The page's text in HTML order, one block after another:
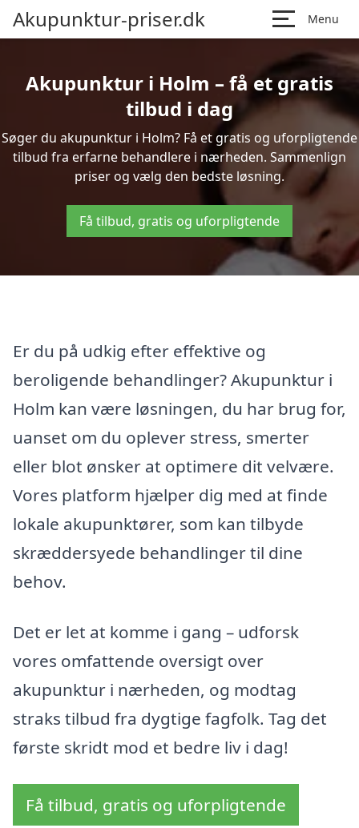
Akupunktur-priser.dk Menu
Akupunktur i Holm – få et gratis
tilbud i dag
Søger du akupunktur i Holm? Få et gratis og uforpligtende
tilbud fra erfarne behandlere i nærheden. Sammenlign
priser og vælg den bedste løsning.
Få tilbud, gratis og uforpligtende
Er du på udkig efter effektive og
beroligende behandlinger? Akupunktur i
Holm kan være løsningen, du har brug for,
uanset om du oplever stress, smerter
eller blot ønsker at optimere dit velvære.
Vores platform hjælper dig med at finde
lokale akupunktører, som kan tilbyde
skræddersyede behandlinger til dine
behov.
Det er let at komme i gang – udforsk
vores omfattende oversigt over
akupunktur i nærheden, og modtag
straks tilbud fra dygtige fagfolk. Tag det
første skridt mod et bedre liv i dag!
Få tilbud, gratis og uforpligtende